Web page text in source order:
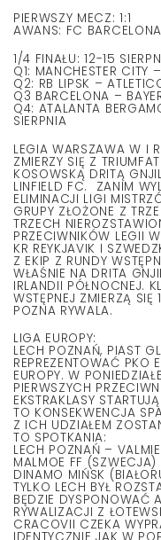
PIERWSZY MECZ: 1:1
AWANS: FC BARCELONA
1/4 FINAŁU: 12-15
Q1: MANCHESTER CITY
Q2: RB LIPSK –
Q3 BARCELONA –
Q4: ATALANTA
SIERPNIA
LEGIA WARSZAWA W I
ZMIERZY SIĘ Z
KOSOWSKĄ DRITĄ
LINFIELD FC. ZANIM
ELIMINACJI LIGI
GRUPY ZŁOŻONE Z
TRZECH
PRZECIWNIKÓW LEGII
KR REYKJAVIK I
Z EKIP Z RUNDY
WŁAŚNIE NA DRITA
IRLANDII PÓŁNOCNEJ.
WSTĘPNEJ ZMIERZĄ SIĘ
POZNA RYWALA.
LIGA EUROPY:
LECH POZNAŃ, PIAST
REPREZENTOWAĆ PKO
EUROPY. W
PIERWSZYCH
EKSTRAKLASY
TO KONSEKWENCJA
Z ICH UDZIAŁEM
TO SPOTKANIA:
LECH POZNAŃ –
MALMOE FF
DINAMO MIŃSK
TYLKO LECH BYŁ
BĘDZIE DYSPONOWAĆ
RYWALIZACJI Z
CRACOVII CZEKA